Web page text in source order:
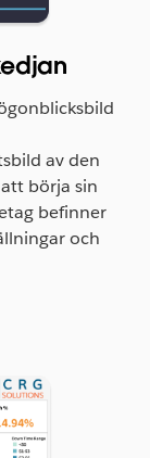
av den
börja sin
befinner
och